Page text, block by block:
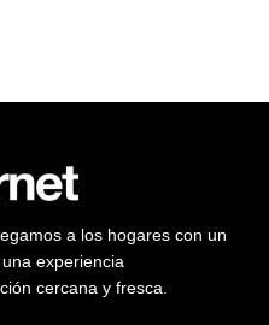
a los hogares con un
experiencia
cercana y fresca.